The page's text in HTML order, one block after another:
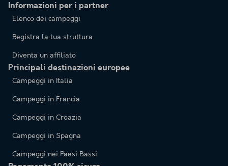
Informazioni per i partner
Elenco dei campeggi
Registra la tua struttura
Diventa un affiliato
Principali destinazioni europee
Campeggi in Italia
Campeggi in Francia
Campeggi in Croazia
Campeggi in Spagna
Campeggi nei Paesi Bassi